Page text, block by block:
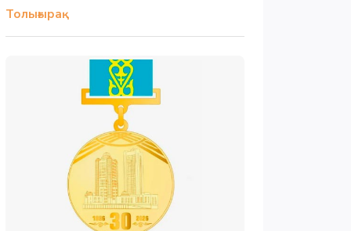
Толығырақ